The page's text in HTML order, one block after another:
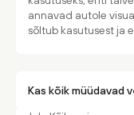
annavad autole
sõltub kasutusest ja
Kas kõik müüdavad